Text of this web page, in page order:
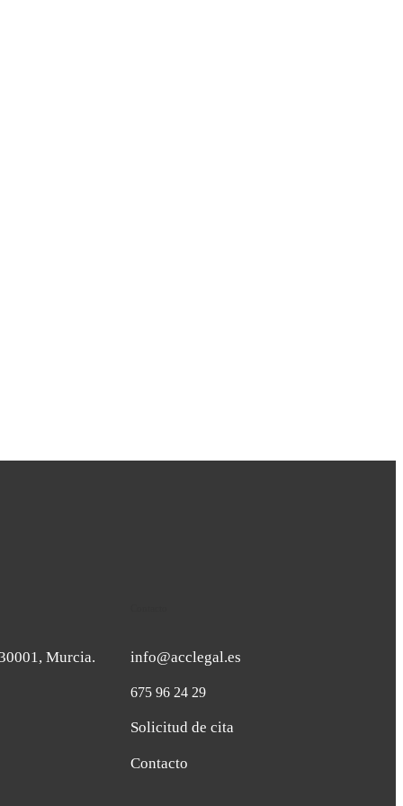
Murcia. info@acclegal.es
675 96 24 29
Solicitud de cita
Contacto